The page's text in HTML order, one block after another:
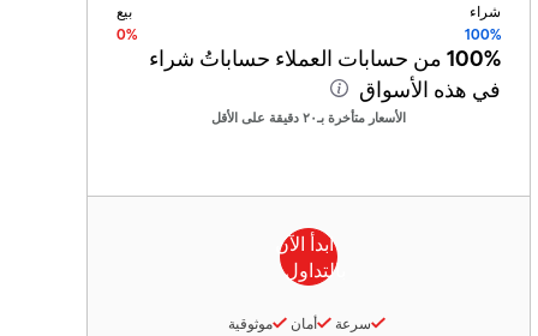
شراء
بيع
100%
0%
100% من حسابات العملاء حساباتُ شراء
في هذه الأسواق
الأسعار متأخرة بـ٢٠ دقيقة على الأقل
سرعة أمان موثوقية